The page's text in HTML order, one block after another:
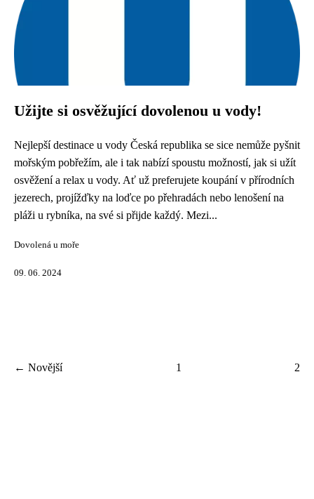
Užijte si osvěžující dovolenou u vody!
Nejlepší destinace u vody Česká republika se sice nemůže pyšnit
mořským pobřežím, ale i tak nabízí spoustu možností, jak si užít
osvěžení a relax u vody. Ať už preferujete koupání v přírodních
jezerech, projížďky na loďce po přehradách nebo lenošení na
pláži u rybníka, na své si přijde každý. Mezi...
Dovolená u moře
09. 06. 2024
← Novější 1 2